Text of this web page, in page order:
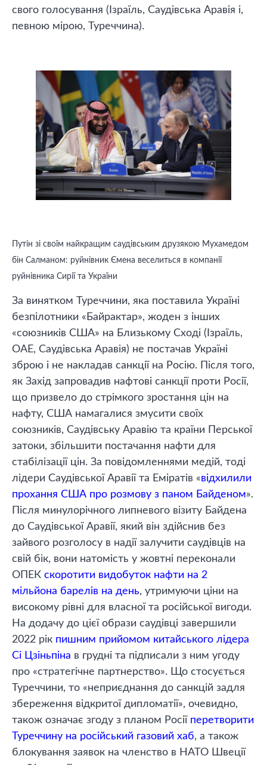
свого голосування (Ізраїль, Саудівська Аравія і,
певною мірою, Туреччина).
Путін зі своїм найкращим саудівським друзякою Мухамедом
бін Салманом: руйнівник Ємена веселиться в компанії
руйнівника Сирії та України
За винятком Туреччини, яка поставила Україні
безпілотники «Байрактар», жоден з інших
«союзників США» на Близькому Сході (Ізраїль,
ОАЕ, Саудівська Аравія) не постачав Україні
зброю і не накладав санкції на Росію. Після того,
як Захід запровадив нафтові санкції проти Росії,
що призвело до стрімкого зростання цін на
нафту, США намагалися змусити своїх
союзників, Саудівську Аравію та країни Перської
затоки, збільшити постачання нафти для
стабілізації цін. За повідомленнями медій, тоді
лідери Саудівської Аравії та Еміратів «відхилили
прохання США про розмову з паном Байденом».
Після минулорічного липневого візиту Байдена
до Саудівської Аравії, який він здійснив без
зайвого розголосу в надії залучити саудівців на
свій бік, вони натомість у жовтні переконали
ОПЕК скоротити видобуток нафти на 2
мільйона барелів на день, утримуючи ціни на
високому рівні для власної та російської вигоди.
На додачу до цієї образи саудівці завершили
2022 рік пишним прийомом китайського лідера
Сі Цзіньпіна в грудні та підписали з ним угоду
про «стратегічне партнерство». Що стосується
Туреччини, то «неприєднання до санкцій задля
збереження відкритої дипломатії», очевидно,
також означає згоду з планом Росії перетворити
Туреччину на російський газовий хаб, а також
блокування заявок на членство в НАТО Швеції